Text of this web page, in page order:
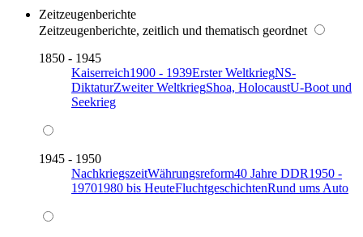
Zeitzeugenberichte
Zeitzeugenberichte, zeitlich und thematisch geordnet
1850 - 1945
Kaiserreich1900 - 1939Erster WeltkriegNS-
DiktaturZweiter WeltkriegShoa, HolocaustU-Boot und
Seekrieg
1945 - 1950
NachkriegszeitWährungsreform40 Jahre DDR1950 -
19701980 bis HeuteFluchtgeschichtenRund ums Auto